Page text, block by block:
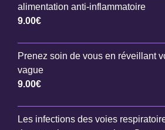
alimentation anti-inflammatoire
9.00€
Prenez soin de vous en réveillant
vague
9.00€
Les infections des voies